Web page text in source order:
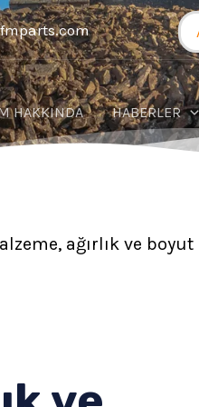
HAKKINDA HABERLER
ağırlık ve boyut